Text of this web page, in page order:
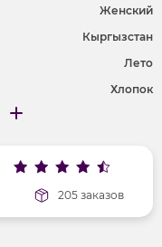
Женский
Кыргызстан
Лето
Хлопок
гладкий
205 заказов